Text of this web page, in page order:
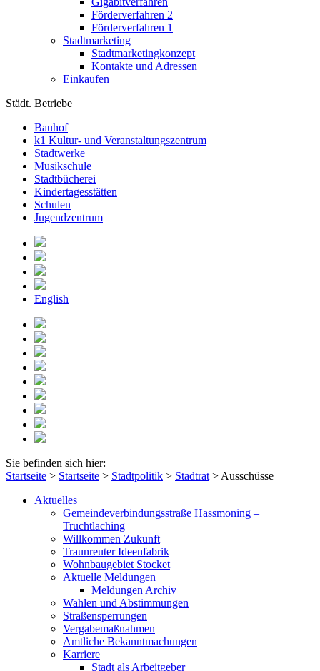
Förderverfahren 2
Förderverfahren 1
Stadtmarketing
Stadtmarketingkonzept
Kontakte und Adressen
Einkaufen
Städt. Betriebe
Bauhof
k1 Kultur- und Veranstaltungszentrum
Stadtwerke
Musikschule
Stadtbücherei
Kindertagesstätten
Schulen
Jugendzentrum
English
Sie befinden sich hier:
Startseite > Startseite > Stadtpolitik > Stadtrat > Ausschüsse
Aktuelles
Gemeindeverbindungsstraße Hassmoning –
Truchtlaching
Willkommen Zukunft
Traunreuter Ideenfabrik
Wohnbaugebiet Stocket
Aktuelle Meldungen
Meldungen Archiv
Wahlen und Abstimmungen
Straßensperrungen
Vergabemaßnahmen
Amtliche Bekanntmachungen
Karriere
Stadt als Arbeitgeber